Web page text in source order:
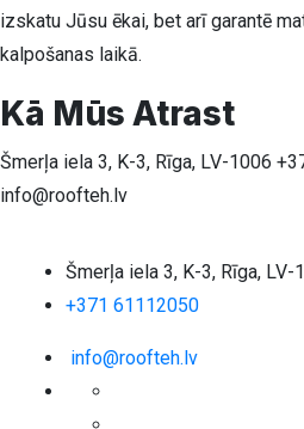
izskatu Jūsu ēkai, bet arī garantē
kalpošanas laikā.
Kā Mūs Atrast
Šmerļa iela 3, K-3, Rīga, LV-1006
info@roofteh.lv
Šmerļa iela 3, K-3, Rīga, LV-
+371 61112050
info@roofteh.lv